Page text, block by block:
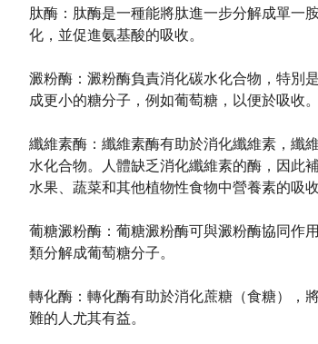
肽酶：肽酶是一種能將肽進一步分解成單一
化，並促進氨基酸的吸收。
澱粉酶：澱粉酶負責消化碳水化合物，特別
成更小的糖分子，例如葡萄糖，以便於吸收。
纖維素酶：纖維素酶有助於消化纖維素，纖
水化合物。人體缺乏消化纖維素的酶，因此
水果、蔬菜和其他植物性食物中營養素的吸收
葡糖澱粉酶：葡糖澱粉酶可與澱粉酶協同作
類分解成葡萄糖分子。
轉化酶：轉化酶有助於消化蔗糖（食糖），
難的人尤其有益。